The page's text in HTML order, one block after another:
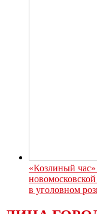
«Козлиный
в уголовном